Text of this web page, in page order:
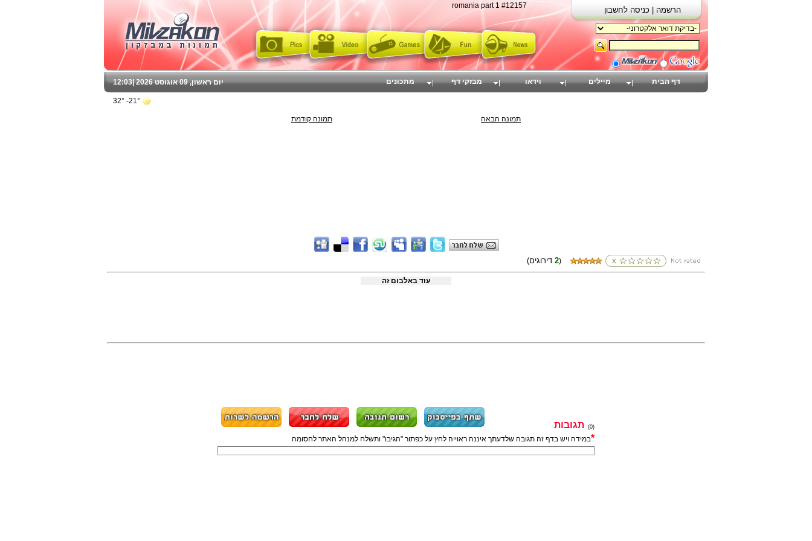
romania part 1 #12157
תמונה קודמת תמונה הבאה
2)
עוד באלבום זה
(0)
תגובות
*במידה ויש בדף זה תגובה שלדעתך איננה ראוייה לחץ על כפתור "הגיבו" ותשלח למנהל האתר לחסומה
12:03 יום ראשון, 09 אוגוסט 2026 | דף הבית מיילים וידאו מבזקי דף מתכונים
21°- 32°
הרשמה | כניסה לחשבון